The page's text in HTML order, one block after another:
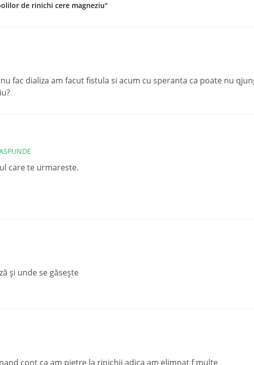
de rinichi cere magneziu"
fac dializa am facut fistula si acum cu speranta ca poate nu
care te urmareste.
și unde se găsește
cont ca am pietre la rinichii adica am elimnat f multe